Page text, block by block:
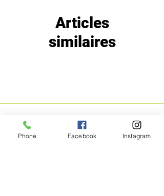
Articles
similaires
MENU POLITIQUE
Phone Facebook Instagram